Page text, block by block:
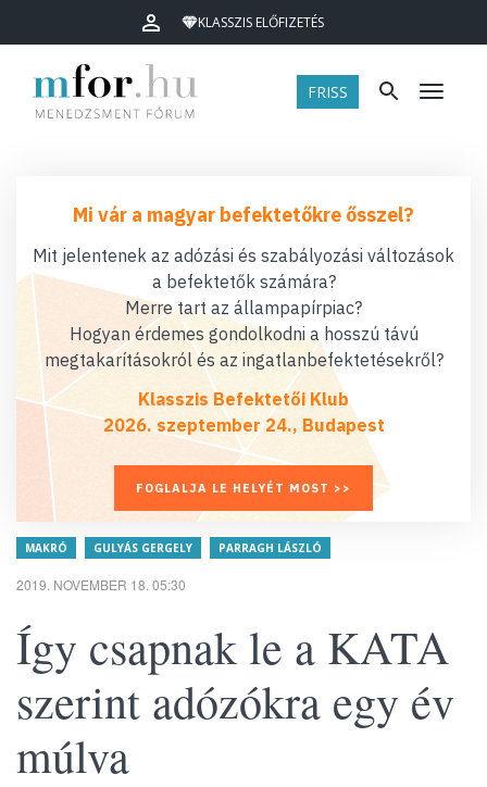
KLASSZIS ELŐFIZETÉS
FRISS Menü
Mi vár a magyar befektetőkre ősszel?
Mit jelentenek az adózási és szabályozási változások
a befektetők számára?
Merre tart az állampapírpiac?
Hogyan érdemes gondolkodni a hosszú távú
megtakarításokról és az ingatlanbefektetésekről?
Klasszis Befektetői Klub
2026. szeptember 24., Budapest
FOGLALJA LE HELYÉT MOST >>
MAKRÓ GULYÁS GERGELY PARRAGH LÁSZLÓ
2019. NOVEMBER 18. 05:30
Így csapnak le a KATA
szerint adózókra egy év
múlva